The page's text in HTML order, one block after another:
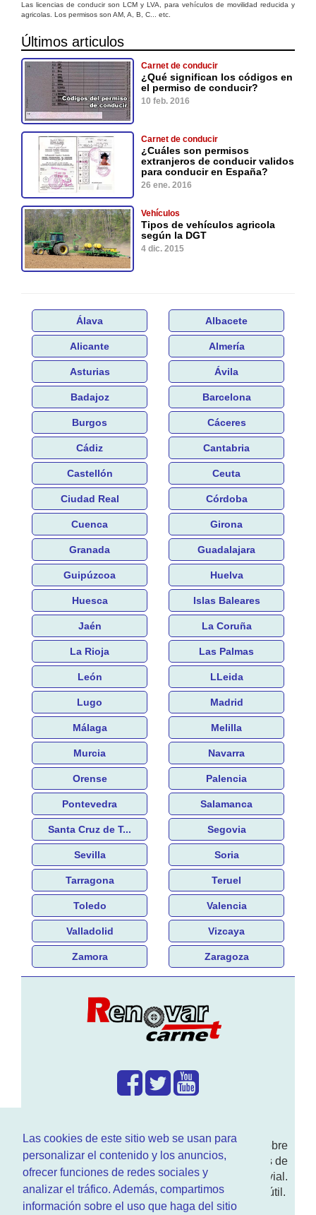
Las cookies de este sitio web se usan para
personalizar el contenido y los anuncios,
ofrecer funciones de redes sociales y
analizar el tráfico. Además, compartimos
información sobre el uso que haga del sitio
Las licencias de conducir son LCM y LVA, para vehículos de movilidad reducida y
agricolas. Los permisos son AM, A, B, C... etc.
Últimos articulos
Carnet de conducir
¿Qué significan los códigos en
el permiso de conducir?
10 feb. 2016
Carnet de conducir
¿Cuáles son permisos
extranjeros de conducir validos
para conducir en España?
26 ene. 2016
Vehículos
Tipos de vehículos agricola
según la DGT
4 dic. 2015
Álava Albacete
Alicante Almería
Asturias Ávila
Badajoz Barcelona
Burgos Cáceres
Cádiz Cantabria
Castellón Ceuta
Ciudad Real Córdoba
Cuenca Girona
Granada Guadalajara
Guipúzcoa Huelva
Huesca Islas Baleares
Jaén La Coruña
La Rioja Las Palmas
León LLeida
Lugo Madrid
Málaga Melilla
Murcia Navarra
Orense Palencia
Pontevedra Salamanca
Santa Cruz de T... Segovia
Sevilla Soria
Tarragona Teruel
Toledo Valencia
Valladolid Vizcaya
Zamora Zaragoza
Enwww.RenovarCarnet.comTe contamos sobre
larenovación del permisode conducir, noticias de
actualidad motor y sobre todo seguridad vial.
Ademas tenemos todo tipo de información DGT útil.